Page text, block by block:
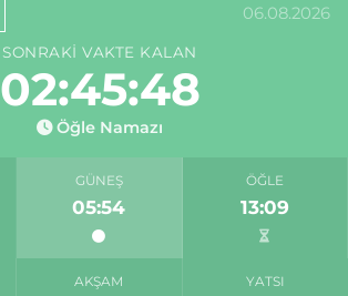
06.08.2026
SONRAKI VAKTE KALAN
02:45:48
Öğle Namazı
GÜNEŞ
05:54
ÖĞLE
13:09
AKŞAM YATSI